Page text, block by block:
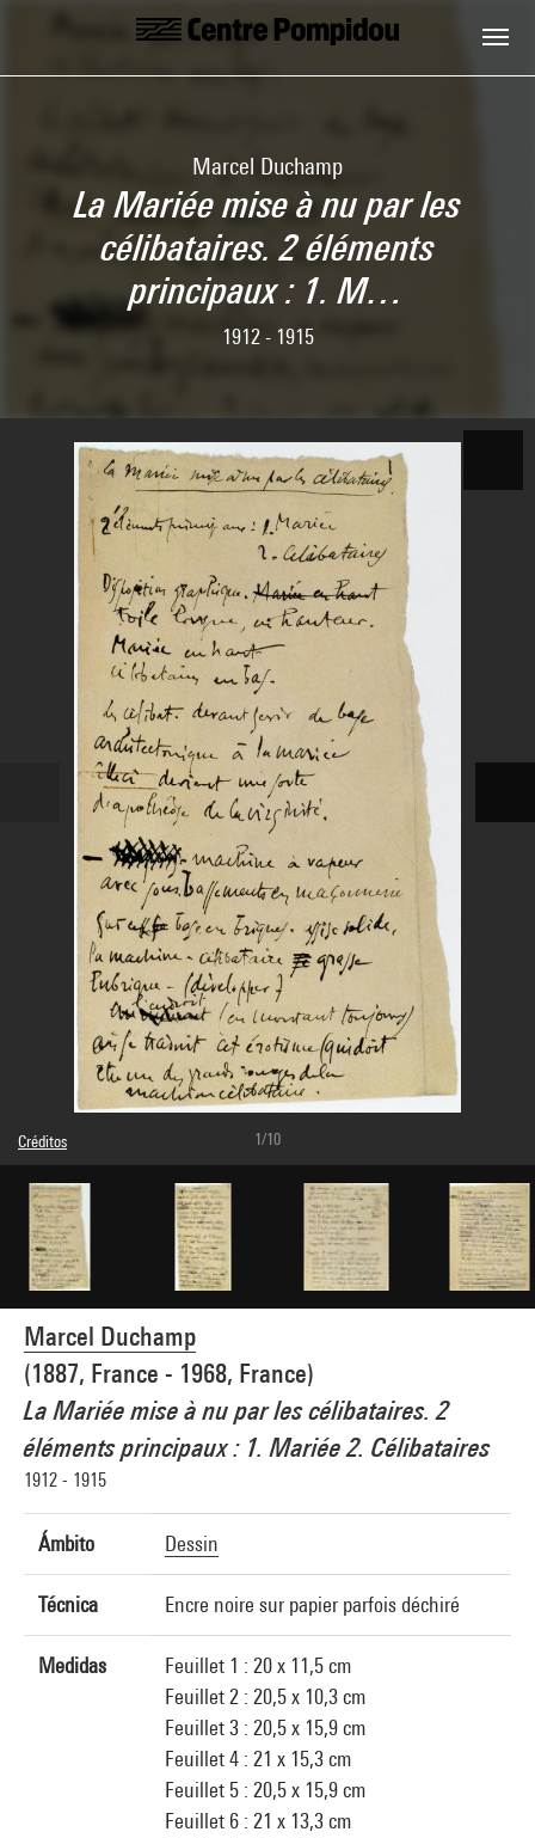
Skip to main content
Centre Pompidou
Marcel Duchamp
La Mariée mise à nu par les
célibataires. 2 éléments
principaux : 1. M…
1912 - 1915
Marcel Duchamp
(1887, France - 1968, France)
La Mariée mise à nu par les célibataires. 2
éléments principaux : 1. Mariée 2. Célibataires
1912 - 1915
Ámbito Dessin
Técnica Encre noire sur papier parfois déchiré
Medidas
Feuillet 1 : 20 x 11,5 cm
Feuillet 2 : 20,5 x 10,3 cm
Feuillet 3 : 20,5 x 15,9 cm
Feuillet 4 : 21 x 15,3 cm
Feuillet 5 : 20,5 x 15,9 cm
Feuillet 6 : 21 x 13,3 cm
Créditos
Leyenda : Feuillet 1
© Association Marcel Duchamp / Adagp, Paris
Créditos fotográficos : Centre Pompidou, MNAM-CCI/Jacques Faujour/Dist.
GrandPalaisRmn
Referencia de la imagen : 4F50217 [2001 CX 0499]
1/10